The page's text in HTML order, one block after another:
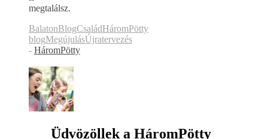
megtalálsz.
BalatonBlogCsaládHáromPötty
blogMegújulásÚjratervezés
- HáromPötty
Üdvözöllek a HáromPötty